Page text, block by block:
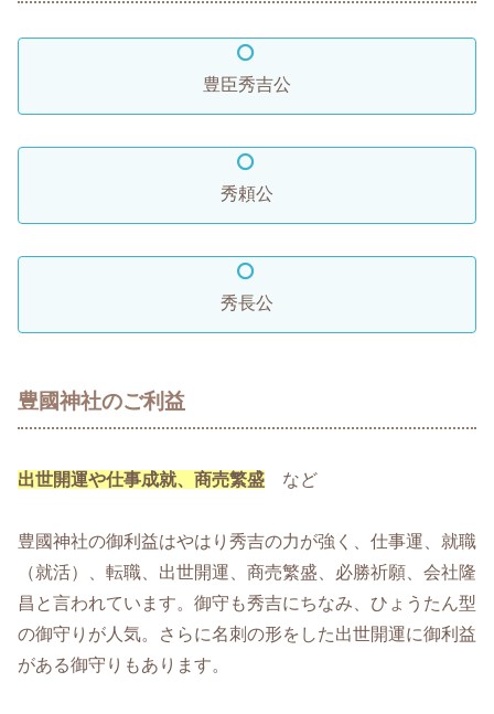
豊臣秀吉公
秀頼公
秀長公
豊國神社のご利益
出世開運や仕事成就、商売繁盛 など
豊國神社の御利益はやはり秀吉の力が強く、仕事運、就職
（就活）、転職、出世開運、商売繁盛、必勝祈願、会社隆
昌と言われています。御守も秀吉にちなみ、ひょうたん型
の御守りが人気。さらに名刺の形をした出世開運に御利益
がある御守りもあります。